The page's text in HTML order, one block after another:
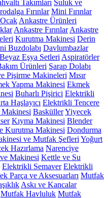
Takımları Suluk ve
Fırınlar Mini Fırınlar
Ocak Ankastre Ürünleri
Ankastre Fırınlar Ankastre
Kurutma Makinesi Derin
Buzdolabı Davlumbazlar
Beyaz Eşya Setleri Aspiratörler
Ürünleri Şarap Dolabı
Pişirme Makineleri Mısır
Yapma Makinesi Ekmek
Buharlı Pişirici Elektrikli
Haşlayıcı Elektrikli Tencere
BasküllerYiyecek
Kıyma Makinesi Blender
Kurutma Makinesi Dondurma
ve Mutfak Şefleri Yoğurt
Hazırlama Narenciye
Makinesi Kettle ve Su
Elektrikli Semaver Elektrikli
Parça ve Aksesuarları Mutfak
Askı ve Kancalar
Mutfak Havluluk Mutfak